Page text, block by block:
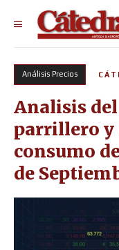
Análisis Precios
Analisis
parrillero y
consumo
de